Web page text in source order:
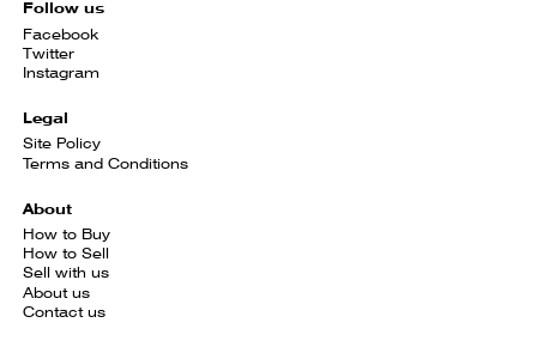
Follow us
Facebook
Twitter
Instagram
Legal
Site Policy
Terms and Conditions
About
How to Buy
How to Sell
Sell with us
About us
Contact us